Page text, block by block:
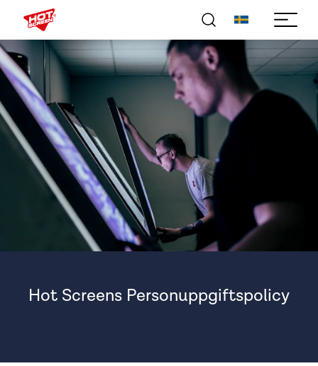
Hot Screens Personuppgiftspolicy